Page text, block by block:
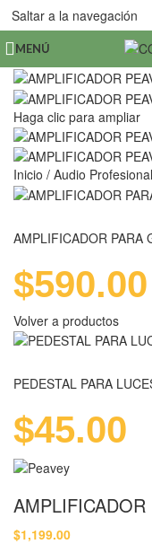
Saltar a la navegación
MENÚ
Haga clic para ampliar
Inicio / Audio Profesional
AMPLIFICADOR PARA
$590.00
Volver a productos
PEDESTAL PARA
$45.00
$1,199.00